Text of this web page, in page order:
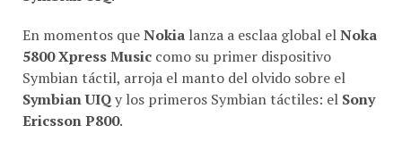
En momentos que Nokia lanza a esclaa global el Noka
5800 Xpress Music
como su primer dispositivo
Symbian táctil, arroja el manto del olvido sobre el
Symbian UIQ y los primeros Symbian táctiles: el Sony
Ericsson P800